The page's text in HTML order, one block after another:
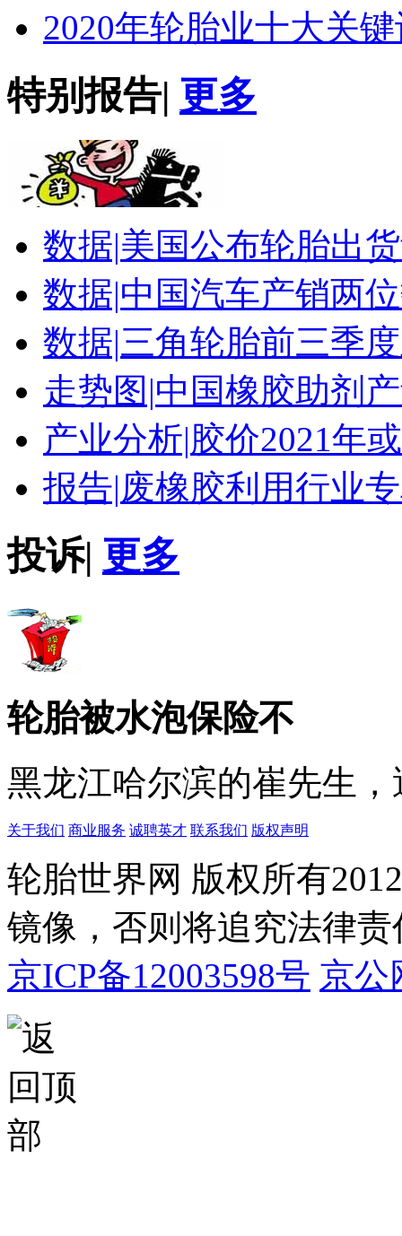
2020年轮胎业十大关
特别报告| 更多
数据|美国公布轮胎出
数据|中国汽车产销两
数据|三角轮胎前三季
走势图|中国橡胶助剂
产业分析|胶价2021年
报告|废橡胶利用行业
投诉| 更多
轮胎被水泡保险不
黑龙江哈尔滨的崔先生
关于我们 商业服务 诚聘英才 联系我们 版权声明
轮胎世界网 版权所有
镜像，否则将追究法律责
京ICP备12003598号 京公